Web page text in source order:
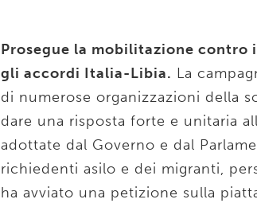
Prosegue la mobilitazione contro
gli accordi Italia-Libia. La
di numerose organizzazioni della
dare una risposta forte e unitaria
adottate dal Governo e dal
richiedenti asilo e dei migranti,
ha avviato una petizione sulla